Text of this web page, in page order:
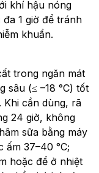
khí hậu nóng
1 giờ để tránh
khuẩn.
trong ngăn mát
sâu (≤ –18 °C) tốt
Khi cần dùng, rã
24 giờ, không
sữa bằng máy
37–40 °C;
hoặc để ở nhiệt